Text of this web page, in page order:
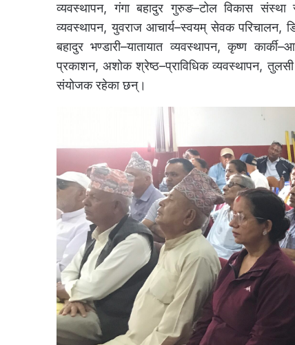
व्यवस्थापन, गंगा बहादुर गुरुङ–टोल विकास
व्यवस्थापन, युवराज आचार्य–स्वयम् सेवक परिचालन,
बहादुर भण्डारी–यातायात व्यवस्थापन, कृष्ण
प्रकाशन, अशोक श्रेष्ठ–प्राविधिक व्यवस्थापन,
संयोजक रहेका छन्।